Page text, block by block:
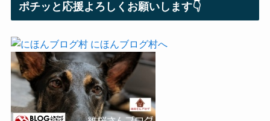
ポチッと応援よろしくお願いします👇